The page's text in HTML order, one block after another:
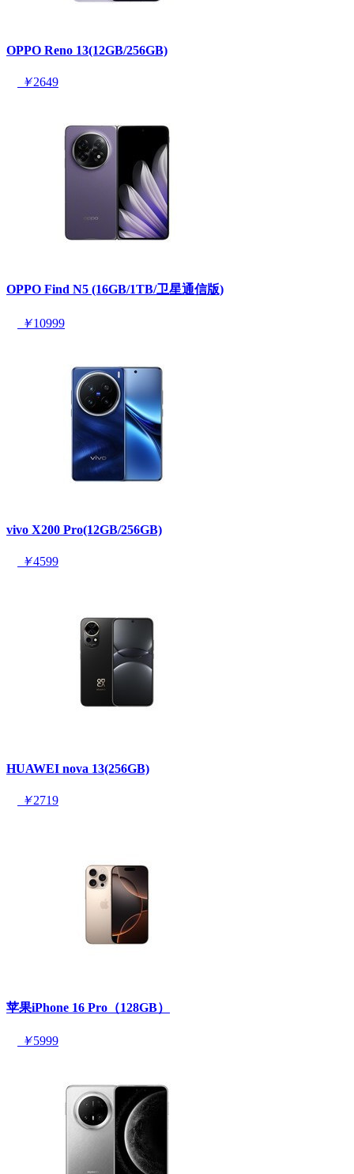
OPPO Reno 13(12GB/256GB)
￥2649
OPPO Find N5 (16GB/1TB/卫星通信版)
￥10999
vivo X200 Pro(12GB/256GB)
￥4599
HUAWEI nova 13(256GB)
￥2719
苹果iPhone 16 Pro（128GB）
￥5999